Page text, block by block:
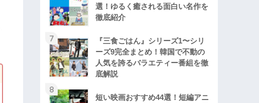
選！ゆるく癒される面白い名作を
徹底紹介
7
『三食ごはん』シリーズ1〜シリ
ーズ9完全まとめ！韓国で不動の
人気を誇るバラエティー番組を徹
底解説
8
短い映画おすすめ44選！短編アニ